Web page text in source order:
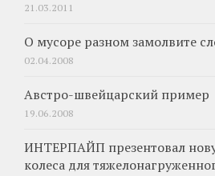
21.03.2011
О мусоре разном замолвите
02.04.2008
Австро-швейцарский пример
19.06.2008
ИНТЕРПАЙП презентовал
колеса для